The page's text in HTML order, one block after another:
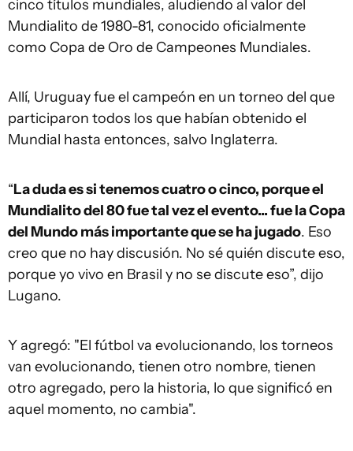
cinco títulos mundiales, aludiendo al valor del
Mundialito de 1980-81, conocido oficialmente
como Copa de Oro de Campeones Mundiales.
Allí, Uruguay fue el campeón en un torneo del que
participaron todos los que habían obtenido el
Mundial hasta entonces, salvo Inglaterra.
“La duda es si tenemos cuatro o cinco, porque el
Mundialito del 80 fue tal vez el evento... fue la Copa
del Mundo más importante que se ha jugado. Eso
creo que no hay discusión. No sé quién discute eso,
porque yo vivo en Brasil y no se discute eso”, dijo
Lugano.
Y agregó: "El fútbol va evolucionando, los torneos
van evolucionando, tienen otro nombre, tienen
otro agregado, pero la historia, lo que significó en
aquel momento, no cambia".